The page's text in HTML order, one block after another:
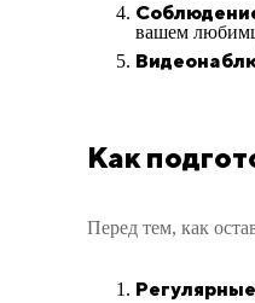
вашем
Как
Перед тем, как